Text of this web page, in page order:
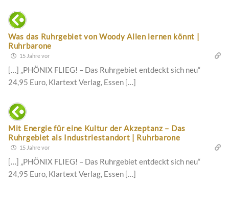
Was das Ruhrgebiet von Woody Allen lernen könnt |
Ruhrbarone
15 Jahre vor
[…] „PHÖNIX FLIEG! – Das Ruhrgebiet entdeckt sich neu“
24,95 Euro, Klartext Verlag, Essen […]
Mit Energie für eine Kultur der Akzeptanz – Das
Ruhrgebiet als Industriestandort | Ruhrbarone
15 Jahre vor
[…] „PHÖNIX FLIEG! – Das Ruhrgebiet entdeckt sich neu“
24,95 Euro, Klartext Verlag, Essen […]